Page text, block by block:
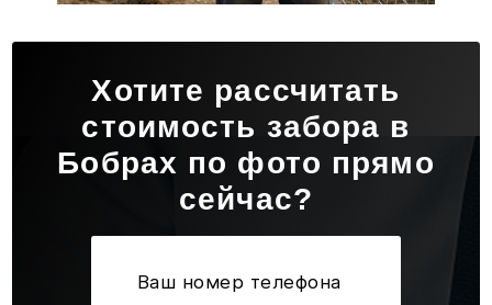
Хотите рассчитать
стоимость забора в
Бобрах по фото прямо
сейчас?